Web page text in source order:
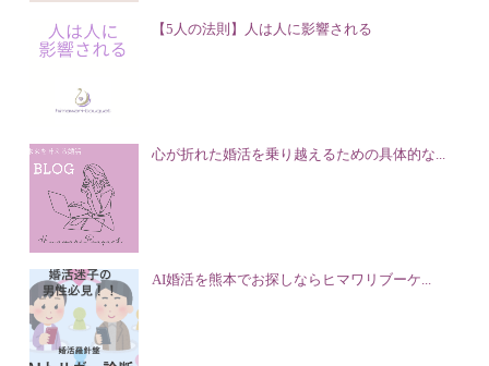
【5人の法則】人は人に影響される
心が折れた婚活を乗り越えるための具体的な...
AI婚活を熊本でお探しならヒマワリブーケ...